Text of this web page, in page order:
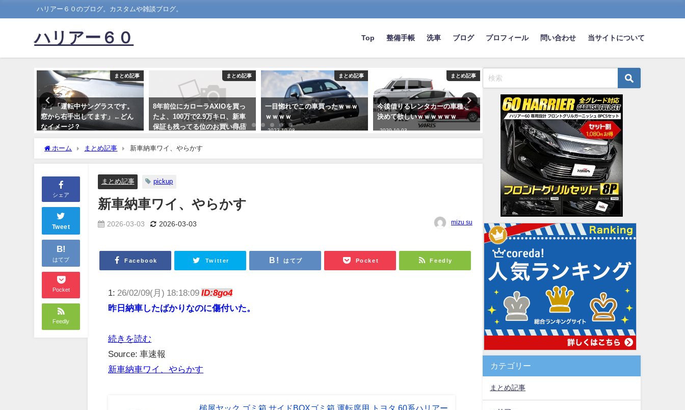
ハリアー６０のブログ。カスタムや雑談ブログ。
ハリアー６０ Top 整備手帳 洗車 ブログ プロフィール 問い合わせ 当サイトについて
まとめ記事
ワイ「運転中サングラスです。
窓から右手出してます」←どん
なイメージ？
まとめ記事
8年前位にカローラAXIOを買っ
たよ、100万で2.9万キロ、新車
保証も残ってる位のお買い得品
だった
2026-02-07
まとめ記事
一目惚れでこの車買ったｗｗｗ
ｗｗｗｗ
2023-10-08
まとめ記事
今後借りるレンタカーの車種を
決めて欲しいｗｗｗｗｗｗ
2020-10-03
【悲報】ワイ、嫁との討論に負
けて『レクサス』を購入する事
になった結果ｗｗｗｗｗｗ
2024-06-23
ドライブ女「なんか好きな
流してよｗ」←これｗｗｗ
2023-03-13
ホーム まとめ記事 新車納車ワイ、やらかす
シェア
Tweet
B!
はてブ
Pocket
Feedly
まとめ記事 pickup
新車納車ワイ、やらかす
2026-03-03 2026-03-03 mizu su
Facebook Twitter はてブ Pocket Feedly
1: 26/02/09(月) 18:18:09ID:8go4
昨日納車したばかりなのに傷付いた。
続きを読む
Source: 車速報
新車納車ワイ、やらかす
槌屋ヤック ゴミ箱 サイドBOXゴミ箱 運転席用 トヨタ 60系ハリアー
カテゴリー
まとめ記事